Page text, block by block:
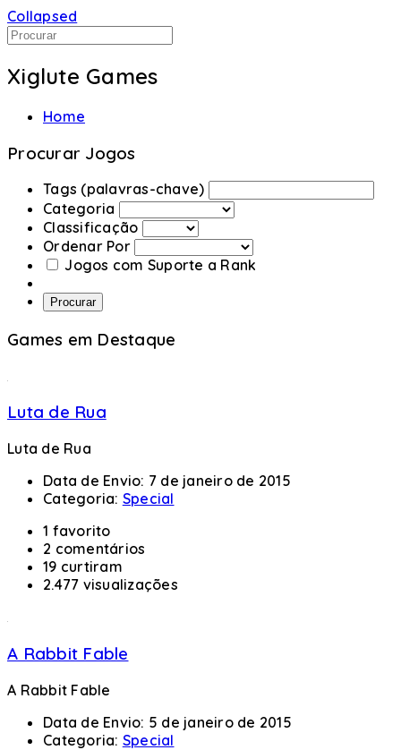
Collapsed
Xiglute Games
Home
Procurar Jogos
Tags (palavras-chave)
Categoria
Classificação
Ordenar Por
Jogos com Suporte a Rank
Procurar
Games em Destaque
Luta de Rua
Luta de Rua
Data de Envio: 7 de janeiro de 2015
Categoria: Special
1 favorito
2 comentários
19 curtiram
2.477 visualizações
A Rabbit Fable
A Rabbit Fable
Data de Envio: 5 de janeiro de 2015
Categoria: Special